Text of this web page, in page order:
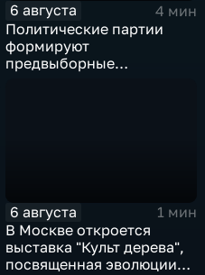
6 августа
4 мин
Политические партии
формируют
предвыборные
6 августа
1 мин
В Москве откроется
выставка "Культ дерева",
посвященная эволюции